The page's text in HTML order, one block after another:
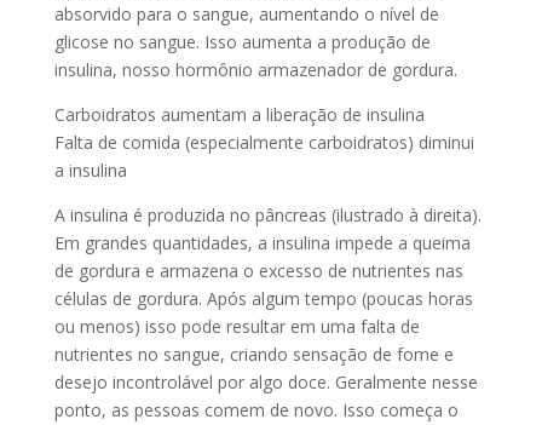
absorvido para o sangue, aumentando o nível de
glicose no sangue. Isso aumenta a produção de
insulina, nosso hormônio armazenador de gordura.
Carboidratos aumentam a liberação de insulina
Falta de comida (especialmente carboidratos) diminui
a insulina
A insulina é produzida no pâncreas (ilustrado à direita).
Em grandes quantidades, a insulina impede a queima
de gordura e armazena o excesso de nutrientes nas
células de gordura. Após algum tempo (poucas horas
ou menos) isso pode resultar em uma falta de
nutrientes no sangue, criando sensação de fome e
desejo incontrolável por algo doce. Geralmente nesse
ponto, as pessoas comem de novo. Isso começa o